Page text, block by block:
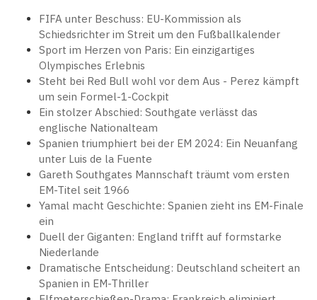
FIFA unter Beschuss: EU-Kommission als
Schiedsrichter im Streit um den Fußballkalender
Sport im Herzen von Paris: Ein einzigartiges
Olympisches Erlebnis
Steht bei Red Bull wohl vor dem Aus - Perez kämpft
um sein Formel-1-Cockpit
Ein stolzer Abschied: Southgate verlässt das
englische Nationalteam
Spanien triumphiert bei der EM 2024: Ein Neuanfang
unter Luis de la Fuente
Gareth Southgates Mannschaft träumt vom ersten
EM-Titel seit 1966
Yamal macht Geschichte: Spanien zieht ins EM-Finale
ein
Duell der Giganten: England trifft auf formstarke
Niederlande
Dramatische Entscheidung: Deutschland scheitert an
Spanien in EM-Thriller